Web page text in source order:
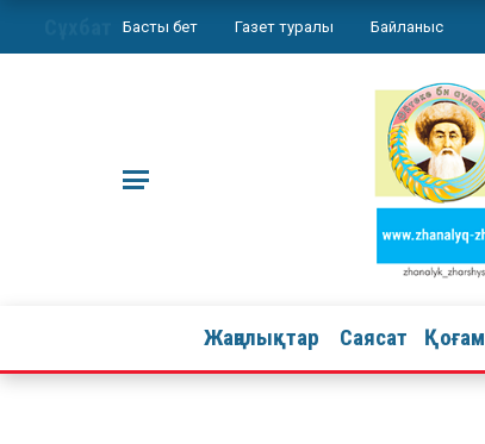
Басты бет Газет туралы Байланыс
Жаңалықтар Саясат Қоғам